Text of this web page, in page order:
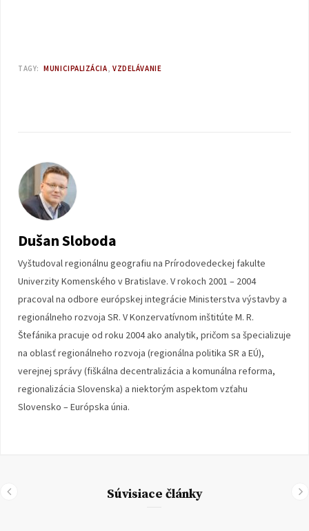
TAGY: MUNICIPALIZÁCIA VZDELÁVANIE
Dušan Sloboda
Vyštudoval regionálnu geografiu na Prírodovedeckej fakulte
Univerzity Komenského v Bratislave. V rokoch 2001 – 2004
pracoval na odbore európskej integrácie Ministerstva výstavby a
regionálneho rozvoja SR. V Konzervatívnom inštitúte M. R.
Štefánika pracuje od roku 2004 ako analytik, pričom sa špecializuje
na oblasť regionálneho rozvoja (regionálna politika SR a EÚ),
verejnej správy (fiškálna decentralizácia a komunálna reforma,
regionalizácia Slovenska) a niektorým aspektom vzťahu
Slovensko – Európska únia.
Súvisiace články